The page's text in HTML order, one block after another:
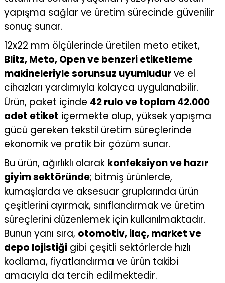
yapışma sağlar ve üretim sürecinde güvenilir
sonuç sunar.
12x22 mm ölçülerinde üretilen meto etiket,
Blitz, Meto, Open ve benzeri etiketleme
makineleriyle sorunsuz uyumludurve el
cihazları yardımıyla kolayca uygulanabilir.
Ürün, paket içinde 42 rulo ve toplam 42.000
adet etiket içermekte olup, yüksek yapışma
gücü gereken tekstil üretim süreçlerinde
ekonomik ve pratik bir çözüm sunar.
Bu ürün, ağırlıklı olarak konfeksiyon ve hazır
giyim sektöründe; bitmiş ürünlerde,
kumaşlarda ve aksesuar gruplarında ürün
çeşitlerini ayırmak, sınıflandırmak ve üretim
süreçlerini düzenlemek için kullanılmaktadır.
Bunun yanı sıra, otomotiv, ilaç, market ve
depo lojistiği gibi çeşitli sektörlerde hızlı
kodlama, fiyatlandırma ve ürün takibi
amacıyla da tercih edilmektedir.